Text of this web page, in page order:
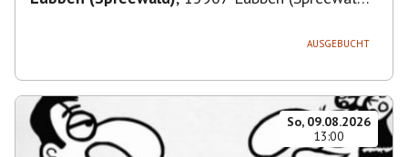
AUSGEBUCHT
So, 09.08.2026
13:00